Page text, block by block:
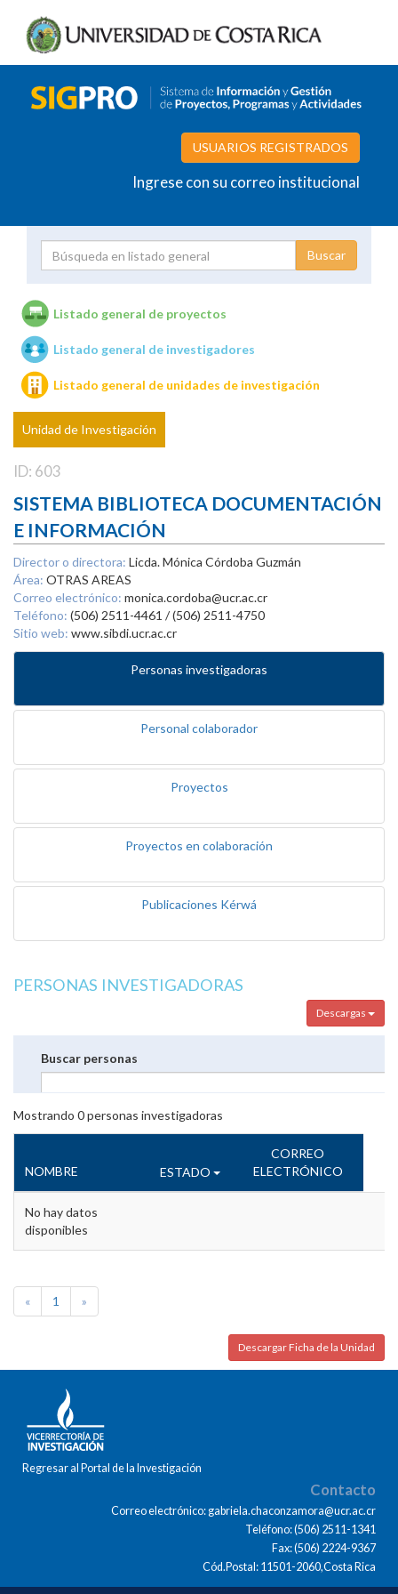
USUARIOS REGISTRADOS
Ingrese con su correo institucional
Unidades de investigación
Listado general de proyectos
Listado general de investigadores
Listado general de unidades de investigación
Unidad de Investigación
ID: 603
SISTEMA BIBLIOTECA DOCUMENTACIÓN
E INFORMACIÓN
Director o directora: Licda. Mónica Córdoba Guzmán
Área: OTRAS AREAS
Correo electrónico: monica.cordoba@ucr.ac.cr
Teléfono: (506) 2511-4461 / (506) 2511-4750
Sitio web: www.sibdi.ucr.ac.cr
Personas investigadoras
Personal colaborador
Proyectos
Proyectos en colaboración
Publicaciones Kérwá
PERSONAS INVESTIGADORAS
Descargas
Buscar personas
Mostrando 0personas investigadoras
NOMBRE ESTADO
CORREO
ELECTRÓNICO
No hay datos
disponibles
« 1 »
Descargar Ficha de la Unidad
Regresar al Portal de la Investigación
Contacto
Correo electrónico: gabriela.chaconzamora@ucr.ac.cr
Teléfono: (506) 2511-1341
Fax: (506) 2224-9367
Cód.Postal: 11501-2060,Costa Rica